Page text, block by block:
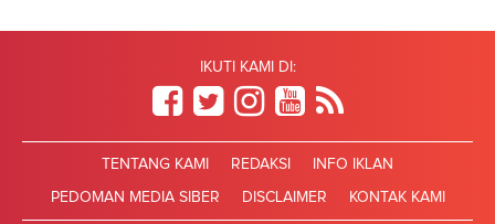
IKUTI KAMI DI:
TENTANG KAMI REDAKSI INFO IKLAN
PEDOMAN MEDIA SIBER DISCLAIMER KONTAK KAMI